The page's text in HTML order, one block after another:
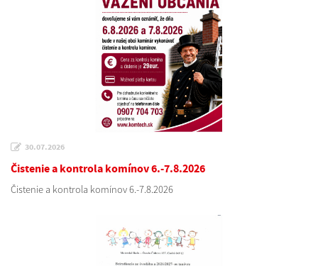
30.07.2026
Čistenie a kontrola komínov 6.-7.8.2026
Čistenie a kontrola komínov 6.-7.8.2026